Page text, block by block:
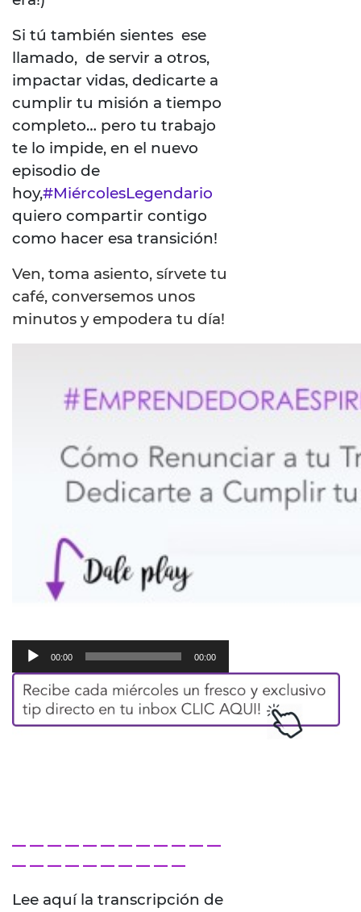
Si tú también sientes ese
llamado, de servir a otros,
impactar vidas, dedicarte a
cumplir tu misión a tiempo
completo… pero tu trabajo
te lo impide, en el nuevo
episodio de
hoy,#MiércolesLegendario
quiero compartir contigo
como hacer esa transición!
Ven, toma asiento, sírvete tu
café, conversemos unos
minutos y empodera tu día!
Reproductor
de
audio
00:00 00:00
— — — — — — — — — — — —
— — — — — — — — — —
Lee aquí la transcripción de